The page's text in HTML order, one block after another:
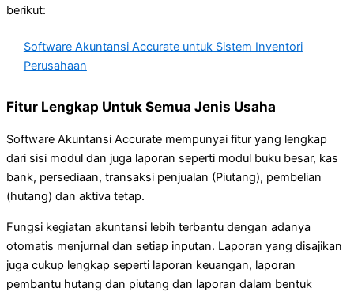
berikut:
Software Akuntansi Accurate untuk Sistem Inventori
Perusahaan
Fitur Lengkap Untuk Semua Jenis Usaha
Software Akuntansi Accurate mempunyai fitur yang lengkap
dari sisi modul dan juga laporan seperti modul buku besar, kas
bank, persediaan, transaksi penjualan (Piutang), pembelian
(hutang) dan aktiva tetap.
Fungsi kegiatan akuntansi lebih terbantu dengan adanya
otomatis menjurnal dan setiap inputan. Laporan yang disajikan
juga cukup lengkap seperti laporan keuangan, laporan
pembantu hutang dan piutang dan laporan dalam bentuk